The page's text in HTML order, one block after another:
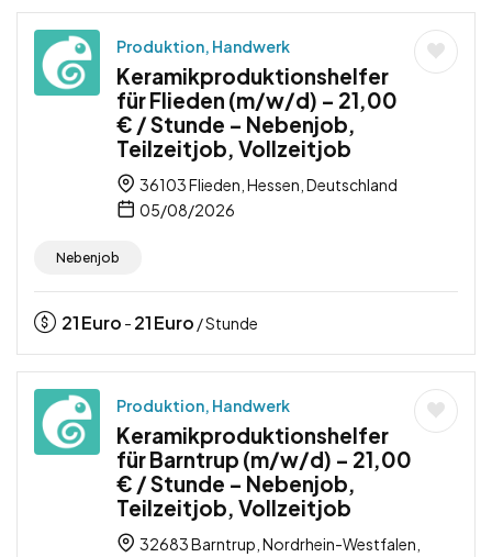
Produktion, Handwerk
Keramikproduktionshelfer
für Flieden (m/w/d) – 21,00
€ / Stunde – Nebenjob,
Teilzeitjob, Vollzeitjob
36103 Flieden, Hessen, Deutschland
05/08/2026
Nebenjob
21Euro - 21Euro / Stunde
Produktion, Handwerk
Keramikproduktionshelfer
für Barntrup (m/w/d) – 21,00
€ / Stunde – Nebenjob,
Teilzeitjob, Vollzeitjob
32683 Barntrup, Nordrhein-Westfalen,